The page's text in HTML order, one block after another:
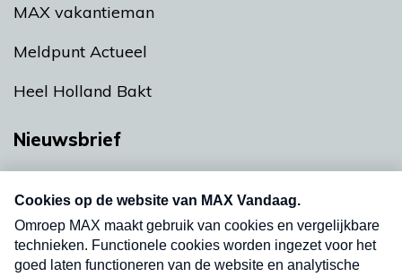
MAX vakantieman
Meldpunt Actueel
Heel Holland Bakt
Nieuwsbrief
nieuwsbrief. Elke vrijdag- en dinsdagochtend in
uw mailbox.
Verzend